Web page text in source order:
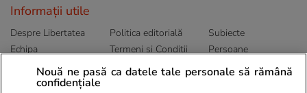
Informații utile
Despre Libertatea
Echipa
Publicitate
Politica de
Politica editorială
Termeni și Conditii
Abonamente
Subiecte
Persoane
Sitemap
Nouă ne pasă ca datele tale personale să rămână
confidențiale